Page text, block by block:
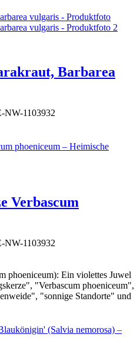
Barbarea
NW-1103932
Verbascum
NW-1103932
phoeniceum): Ein violettes Juwel
"Verbascum phoeniceum",
"sonnige Standorte" und